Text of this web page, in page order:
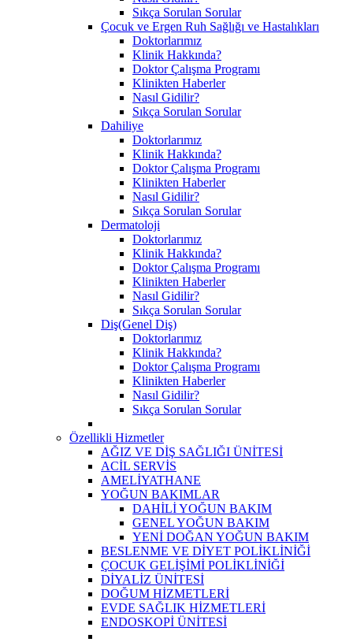
Sıkça Sorulan Sorular
Çocuk ve Ergen Ruh Sağlığı ve Hastalıkları
Doktorlarımız
Klinik Hakkında?
Doktor Çalışma Programı
Klinikten Haberler
Nasıl Gidilir?
Sıkça Sorulan Sorular
Dahiliye
Doktorlarımız
Klinik Hakkında?
Doktor Çalışma Programı
Klinikten Haberler
Nasıl Gidilir?
Sıkça Sorulan Sorular
Dermatoloji
Doktorlarımız
Klinik Hakkında?
Doktor Çalışma Programı
Klinikten Haberler
Nasıl Gidilir?
Sıkça Sorulan Sorular
Diş(Genel Diş)
Doktorlarımız
Klinik Hakkında?
Doktor Çalışma Programı
Klinikten Haberler
Nasıl Gidilir?
Sıkça Sorulan Sorular
Özellikli Hizmetler
AĞIZ VE DİŞ SAĞLIĞI ÜNİTESİ
ACİL SERVİS
AMELİYATHANE
YOĞUN BAKIMLAR
DAHİLİ YOĞUN BAKIM
GENEL YOĞUN BAKIM
YENİ DOĞAN YOĞUN BAKIM
BESLENME VE DİYET POLİKLİNİĞİ
ÇOCUK GELİŞİMİ POLİKLİNİĞİ
DİYALİZ ÜNİTESİ
DOĞUM HİZMETLERİ
EVDE SAĞLIK HİZMETLERİ
ENDOSKOPİ ÜNİTESİ